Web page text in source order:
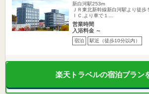
新白河駅253m
ＪＲ東北新幹線新白河駅より徒
ＩＣ,より車で１…
営業時間
入浴料金 ～
宿泊 駅近（徒歩10分以内）
楽天トラベルの宿泊プラン